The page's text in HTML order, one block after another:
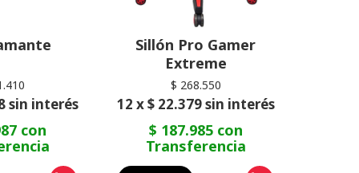
sin interés
con
Sillón Pro Gamer
Extreme
$ 268.550
12 x $ 22.379 sin interés
$ 187.985 con
Transferencia